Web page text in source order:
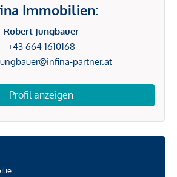
Immobilien:
Robert Jungbauer
+43 664 1610168
partner.at
Profil anzeigen